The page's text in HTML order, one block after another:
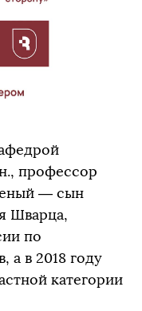
профессор
— сын
Шварца,
по
а в 2018 году
категории